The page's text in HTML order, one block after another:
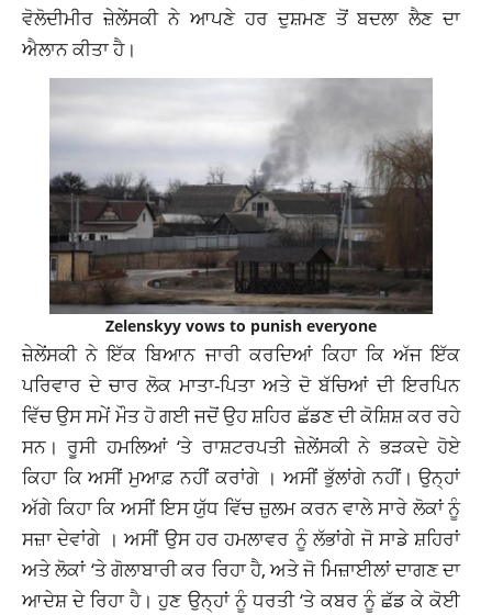
ਵੋਲੋਦੀਮੀਰ ਜ਼ੇਲੇਂਸਕੀ ਨੇ ਆਪਣੇ ਹਰ ਦੁਸ਼ਮਣ ਤੋਂ ਬਦਲਾ ਲੈਣ ਦਾ
ਐਲਾਨ ਕੀਤਾ ਹੈ।
Zelenskyy vows to punish everyone
ਜ਼ੇਲੇਂਸਕੀ ਨੇ ਇੱਕ ਬਿਆਨ ਜਾਰੀ ਕਰਦਿਆਂ ਕਿਹਾ ਕਿ ਅੱਜ ਇੱਕ
ਪਰਿਵਾਰ ਦੇ ਚਾਰ ਲੋਕ ਮਾਤਾ-ਪਿਤਾ ਅਤੇ ਦੋ ਬੱਚਿਆਂ ਦੀ ਇਰਪਿਨ
ਵਿੱਚ ਉਸ ਸਮੇਂ ਮੌਤ ਹੋ ਗਈ ਜਦੋਂ ਉਹ ਸ਼ਹਿਰ ਛੱਡਣ ਦੀ ਕੋਸ਼ਿਸ਼ ਕਰ ਰਹੇ
ਸਨ। ਰੂਸੀ ਹਮਲਿਆਂ ‘ਤੇ ਰਾਸ਼ਟਰਪਤੀ ਜ਼ੇਲੇਂਸਕੀ ਨੇ ਭੜਕਦੇ ਹੋਏ
ਕਿਹਾ ਕਿ ਅਸੀਂ ਮੁਆਫ਼ ਨਹੀਂ ਕਰਾਂਗੇ । ਅਸੀਂ ਭੁੱਲਾਂਗੇ ਨਹੀਂ। ਉਨ੍ਹਾਂ
ਅੱਗੇ ਕਿਹਾ ਕਿ ਅਸੀਂ ਇਸ ਯੁੱਧ ਵਿੱਚ ਜ਼ੁਲਮ ਕਰਨ ਵਾਲੇ ਸਾਰੇ ਲੋਕਾਂ ਨੂੰ
ਸਜ਼ਾ ਦੇਵਾਂਗੇ । ਅਸੀਂ ਉਸ ਹਰ ਹਮਲਾਵਰ ਨੂੰ ਲੱਭਾਂਗੇ ਜੋ ਸਾਡੇ ਸ਼ਹਿਰਾਂ
ਅਤੇ ਲੋਕਾਂ ‘ਤੇ ਗੋਲਾਬਾਰੀ ਕਰ ਰਿਹਾ ਹੈ, ਅਤੇ ਜੋ ਮਿਜ਼ਾਈਲਾਂ ਦਾਗਣ ਦਾ
ਆਦੇਸ਼ ਦੇ ਰਿਹਾ ਹੈ। ਹੁਣ ਉਨ੍ਹਾਂ ਨੂੰ ਧਰਤੀ ‘ਤੇ ਕਬਰ ਨੂੰ ਛੱਡ ਕੇ ਕੋਈ